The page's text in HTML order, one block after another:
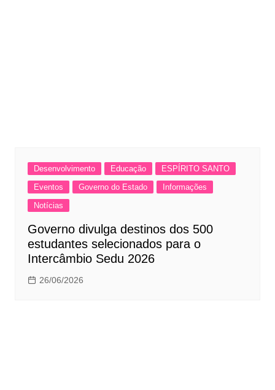
Desenvolvimento Educação
ESPÍRITO SANTO
Eventos
Governo do Estado
Informações
Notícias
Governo divulga destinos dos 500
estudantes selecionados para o
Intercâmbio Sedu 2026
26/06/2026